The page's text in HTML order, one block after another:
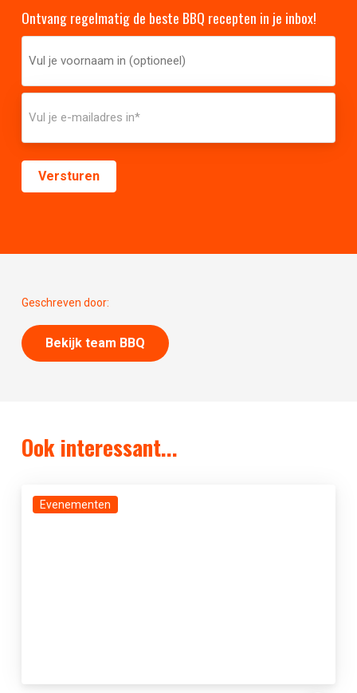
Ontvang regelmatig de beste BBQ recepten in je inbox!
Geschreven door:
Bekijk team BBQ
Ook interessant...
Evenementen